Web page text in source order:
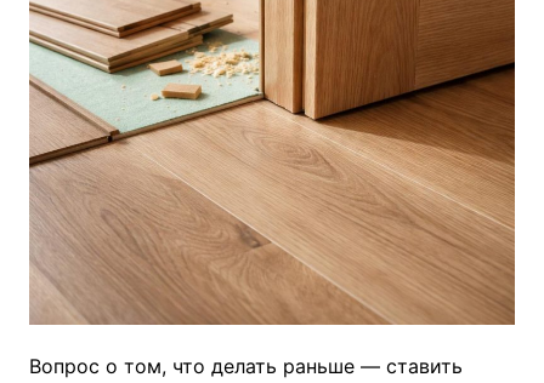
Вопрос о том, что делать раньше — ставить